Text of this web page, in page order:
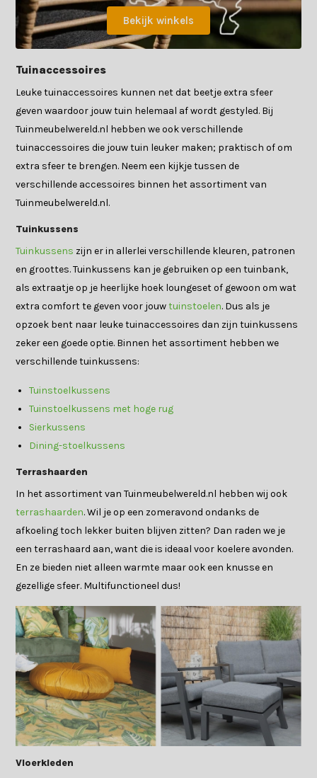
Bekijk winkels
Tuinaccessoires
Leuke tuinaccessoires kunnen net dat beetje extra sfeer
geven waardoor jouw tuin helemaal af wordt gestyled. Bij
Tuinmeubelwereld.nl hebben we ook verschillende
tuinaccessoires die jouw tuin leuker maken; praktisch of om
extra sfeer te brengen. Neem een kijkje tussen de
verschillende accessoires binnen het assortiment van
Tuinmeubelwereld.nl.
Tuinkussens
Tuinkussens zijn er in allerlei verschillende kleuren, patronen
en groottes. Tuinkussens kan je gebruiken op een tuinbank,
als extraatje op je heerlijke hoek loungeset of gewoon om wat
extra comfort te geven voor jouwtuinstoelen. Dus als je
opzoek bent naar leuke tuinaccessoires dan zijn tuinkussens
zeker een goede optie. Binnen het assortiment hebben we
verschillende tuinkussens:
Tuinstoelkussens
Tuinstoelkussens met hoge rug
Sierkussens
Dining-stoelkussens
Terrashaarden
In het assortiment van Tuinmeubelwereld.nl hebben wij ook
terrashaarden. Wil je op een zomeravond ondanks de
afkoeling toch lekker buiten blijven zitten? Dan raden we je
een terrashaard aan, want die is ideaal voor koelere avonden.
En ze bieden niet alleen warmte maar ook een knusse en
gezellige sfeer. Multifunctioneel dus!
Vloerkleden